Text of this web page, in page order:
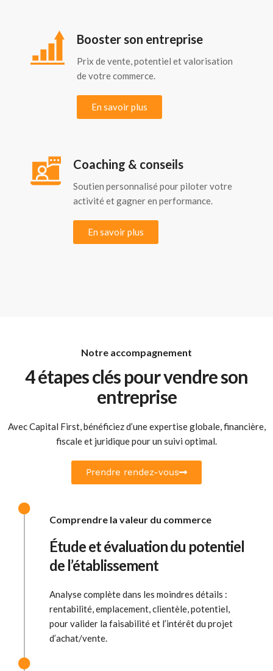
Booster son entreprise
Prix de vente, potentiel et valorisation
de votre commerce.
En savoir plus
Coaching & conseils
Soutien personnalisé pour piloter votre
activité et gagner en performance.
En savoir plus
Notre accompagnement
4 étapes clés pour vendre son
entreprise
Avec Capital First, bénéficiez d’une expertise globale, financière,
fiscale et juridique pour un suivi optimal.
Prendre rendez-vous
Comprendre la valeur du commerce
Étude et évaluation du potentiel
de l’établissement
Analyse complète dans les moindres détails :
rentabilité, emplacement, clientèle, potentiel,
pour valider la faisabilité et l’intérêt du projet
d’achat/vente.